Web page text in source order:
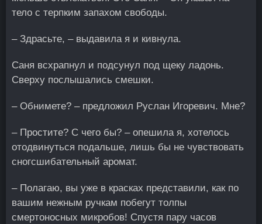
тело с терпким запахом свободы.
– Здрасьте, – выдавила я и кивнула.
Саня всхрапнул и подсунул под щеку ладонь.
Сверху послышались смешки.
– Обнимете? – предложил Руслан Игоревич. Мне?
– Простите? С чего бы? – опешила я, хотелось
отодвинуться подальше, лишь бы не чувствовать
сногсшибательный аромат.
– Полагаю, вы уже в красках представили, как по
вашим нежным ручкам побегут толпы
смертоносных микробов! Спустя пару часов